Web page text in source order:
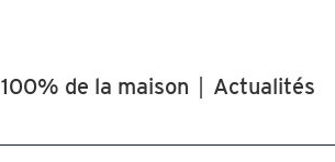
100% de la maison Actualités